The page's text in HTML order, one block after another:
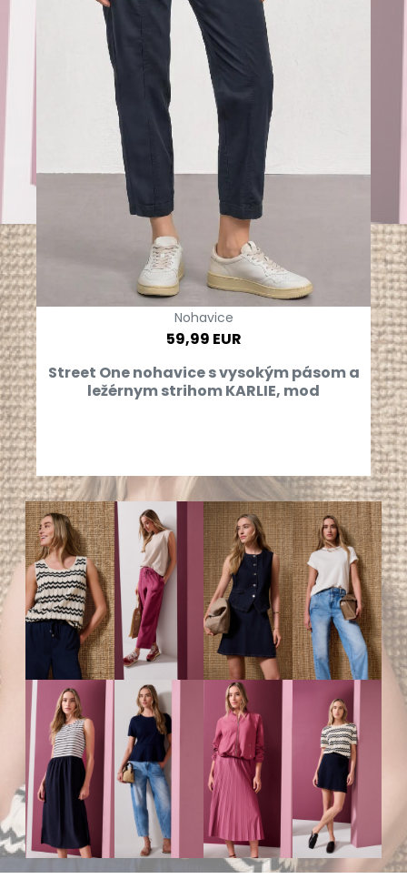
Nohavice
59,99 EUR
Street One nohavice s vysokým pásom a
ležérnym strihom KARLIE, mod